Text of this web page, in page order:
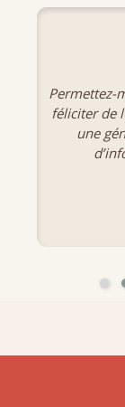
Permettez-
féliciter de
une